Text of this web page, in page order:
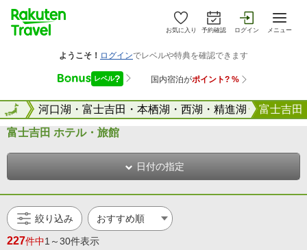
お気に入り 予約確認 ログイン メニュー
県 河口湖・富士吉田・本栖湖・西湖・精進湖 富士吉田
全国
富士吉田 ホテル・旅館
日付の指定
絞り込み
227件中1～30件表示